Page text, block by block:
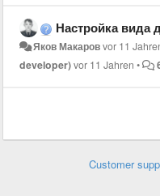
Настройка вида
Яков Макаровvor 11
developer)vor 11 Jahren •
Customer